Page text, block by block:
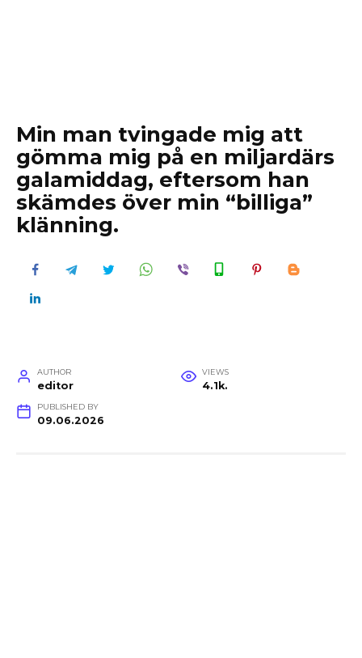
Min man tvingade mig att
gömma mig på en miljardärs
galamiddag, eftersom han
skämdes över min “billiga”
klänning.
AUTHOR
editor
VIEWS
4.1k.
PUBLISHED BY
09.06.2026